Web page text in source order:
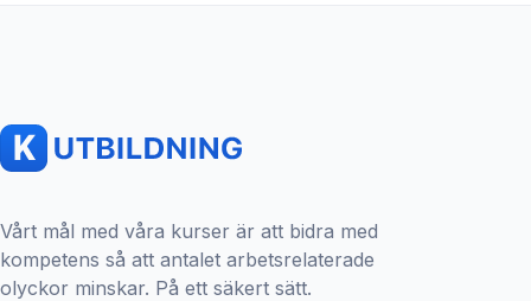
Vårt mål med våra kurser är att bidra med
kompetens så att antalet arbetsrelaterade
olyckor minskar. På ett säkert sätt.